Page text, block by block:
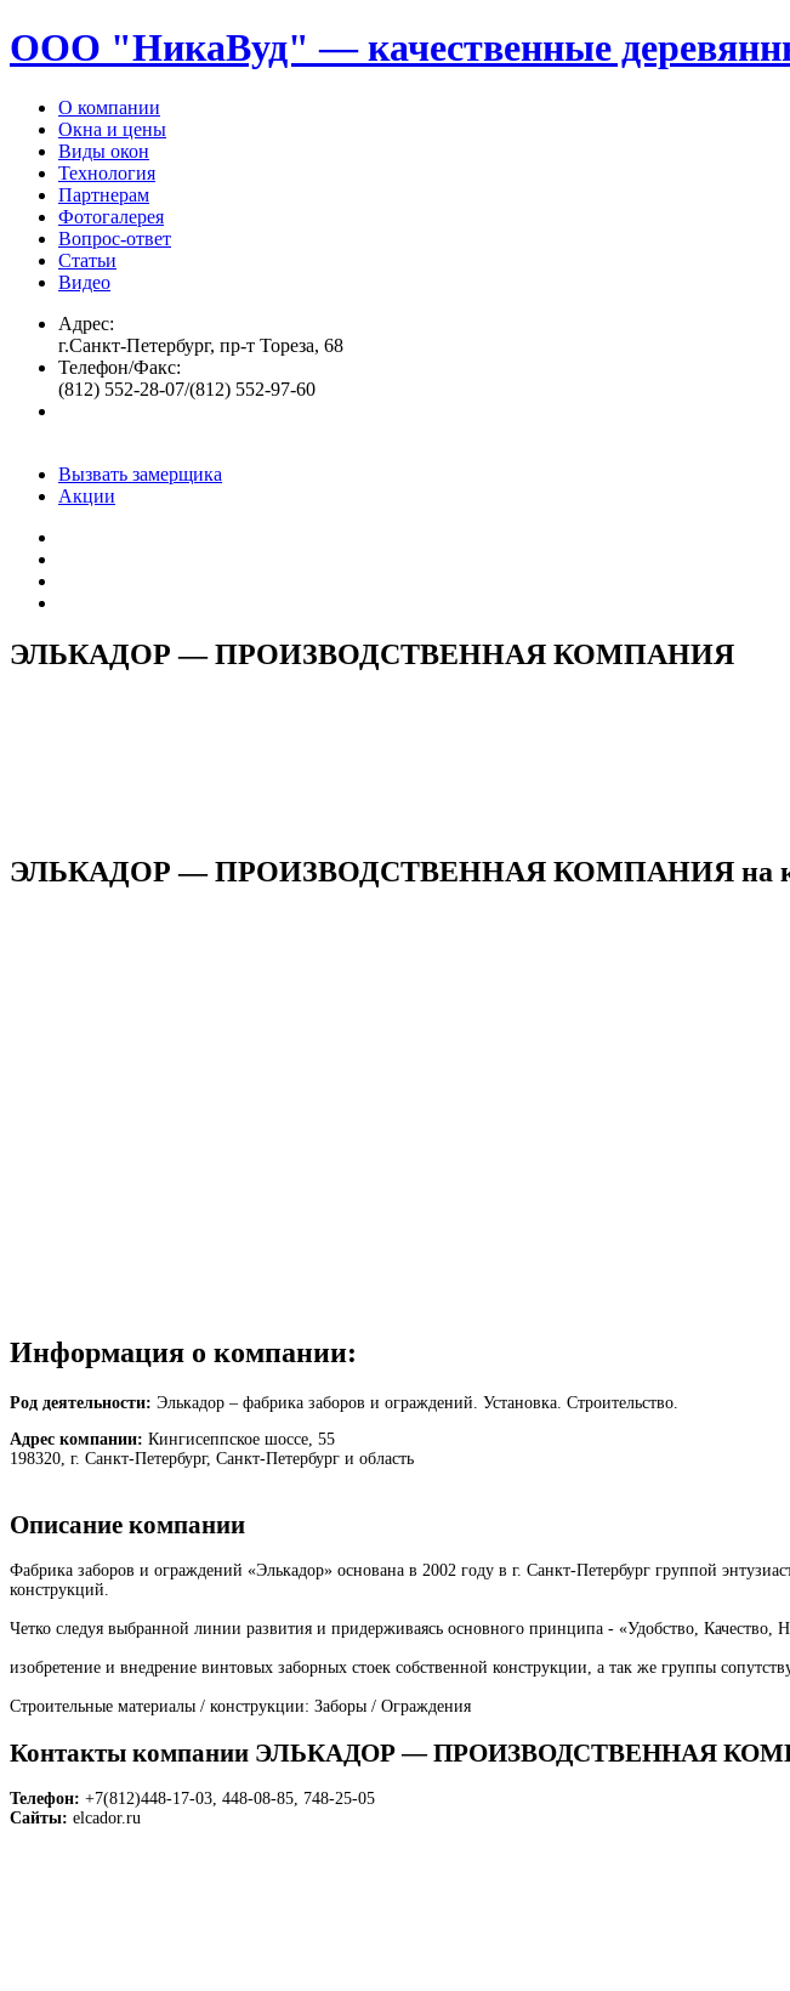
ООО "НикаВуд" — качественные
О компании
Окна и цены
Виды окон
Технология
Партнерам
Фотогалерея
Вопрос-ответ
Статьи
Видео
Адрес:
г.Санкт-Петербург, пр-т Тореза, 68
Телефон/Факс:
(812) 552-28-07/(812) 552-97-60
Вызвать замерщика
Акции
ЭЛЬКАДОР — ПРОИЗВОДСТВЕННАЯ КОМПАНИЯ
ЭЛЬКАДОР — ПРОИЗВОДСТВЕННАЯ КОМПАНИЯ на
Информация о компании:
Род деятельности: Элькадор – фабрика заборов и ограждений. Установка. Строительство.
Адрес компании: Кингисеппское шоссе, 55
198320, г. Санкт-Петербург, Санкт-Петербург и область
Описание компании
Фабрика заборов и ограждений «Элькадор» основана в 2002 году в г. Санкт-Петербург группой
конструкций.
Четко следуя выбранной линии развития и придерживаясь основного принципа - «Удобство, Качество,
изобретение и внедрение винтовых заборных стоек собственной конструкции, а так же группы
Строительные материалы / конструкции: Заборы / Ограждения
Контакты компании ЭЛЬКАДОР — ПРОИЗВОДСТВЕННАЯ
Телефон: +7(812)448-17-03, 448-08-85, 748-25-05
Сайты: elcador.ru